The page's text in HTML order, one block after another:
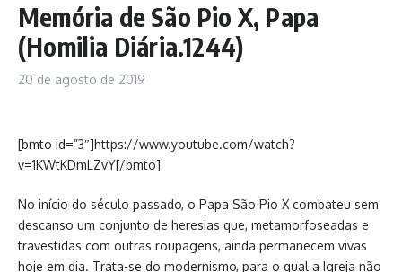
Memória de São Pio X, Papa
(Homilia Diária.1244)
20 de agosto de 2019
[bmto id=”3″]https://www.youtube.com/watch?
v=1KWtKDmLZvY[/bmto]
No início do século passado, o Papa São Pio X combateu sem
descanso um conjunto de heresias que, metamorfoseadas e
travestidas com outras roupagens, ainda permanecem vivas
hoje em dia. Trata-se do modernismo, para o qual a Igreja não